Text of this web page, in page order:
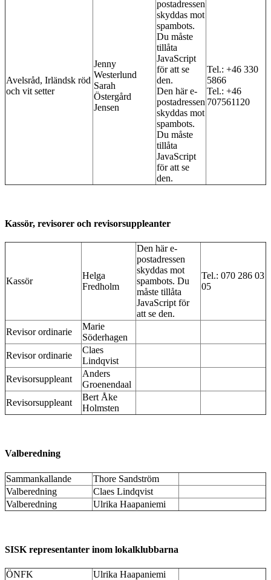
Avelsråd, Irländsk röd
och vit setter
Jenny
Westerlund
Sarah
Östergård
Jensen
postadressen
skyddas mot
spambots.
Du måste
tillåta
JavaScript
för att se
den.
Den här e-
postadressen
skyddas mot
spambots.
Du måste
tillåta
JavaScript
för att se
den.
Tel.: +46 330
5866
Tel.: +46
707561120
Kassör, revisorer och revisorsuppleanter
Kassör
Helga
Fredholm
Den här e-
postadressen
skyddas mot
spambots. Du
måste tillåta
JavaScript för
att se den.
Tel.: 070 286 03
05
Revisor ordinarie
Marie
Söderhagen
Revisor ordinarie
Claes
Lindqvist
Revisorsuppleant
Anders
Groenendaal
Revisorsuppleant
Bert Åke
Holmsten
Valberedning
Sammankallande
Thore Sandström
Valberedning
Claes Lindqvist
Valberedning
Ulrika Haapaniemi
SISK representanter inom lokalklubbarna
ÖNFK Ulrika Haapaniemi